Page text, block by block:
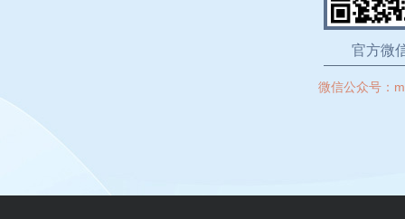
官方微
微信公众号：